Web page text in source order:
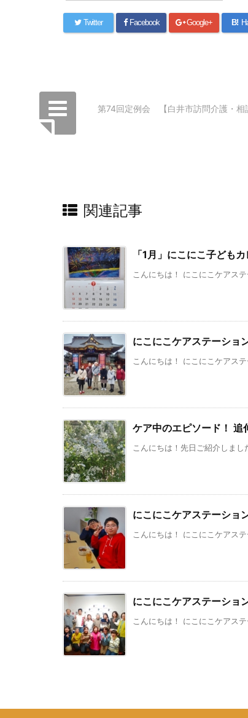
Twitter Facebook Google+ B!
第74回定例会 【白井市訪問介護・相
関連記事
「1月」にこにこ子ども
こんにちは！ にこにこケアス
にこにこケアステーショ
こんにちは！ にこにこケアス
ケア中のエピソード！ 追
こんにちは！先日ご紹介しま
にこにこケアステーショ
こんにちは！ にこにこケアス
にこにこケアステーショ
こんにちは！ にこにこケアス